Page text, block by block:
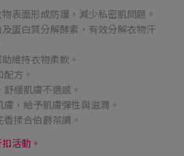
表面形成防護，減少私密肌問題。
蛋白質分解酵素，有效分解衣物汗
維持衣物柔軟。
方。
緩肌膚不適感。
，給予肌膚彈性與滋潤。
揉合伯爵茶調。
活動。